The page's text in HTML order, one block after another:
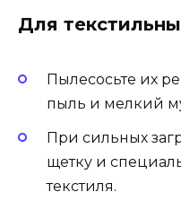
Для
Пылесосьте их
пыль и мелкий
При сильных
щетку и
текстиля.